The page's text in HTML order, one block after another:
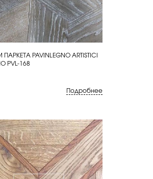
PAVINLEGNO ARTISTICI
PVL-168
Подробнее